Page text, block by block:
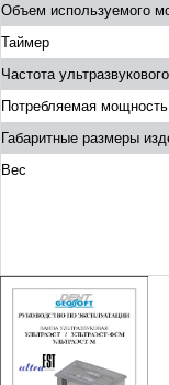
Объем используемого
Таймер
Частота
Потребляемая мощность
Габаритные размеры
Вес